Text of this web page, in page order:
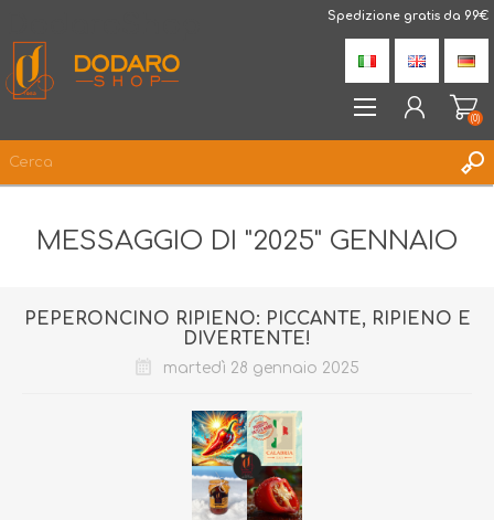
Spedizione gratis da 99€
ACCESSO
(0)
MESSAGGIO DI "2025" GENNAIO
PEPERONCINO RIPIENO: PICCANTE, RIPIENO E
DIVERTENTE!
martedì 28 gennaio 2025